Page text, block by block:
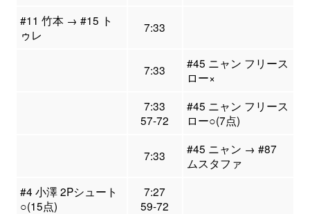
#11 竹本 → #15 ト
ゥレ
7:33
7:33
#45 ニャン フリース
ロー×
7:33
57-72
#45 ニャン フリース
ロー○(7点)
7:33
#45 ニャン → #87
ムスタファ
#4 小澤 2Pシュート
○(15点)
7:27
59-72